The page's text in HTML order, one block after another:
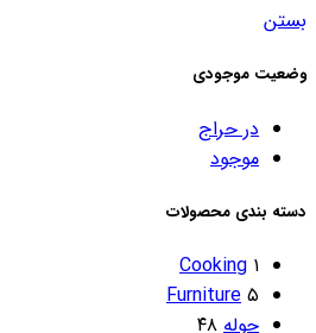
بستن
وضعیت موجودی
در حراج
موجود
دسته بندی محصولات
Cooking ۱
Furniture ۵
حوله ۴۸